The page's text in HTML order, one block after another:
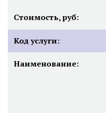
Стоимость, руб:
Код услуги:
Наименование: